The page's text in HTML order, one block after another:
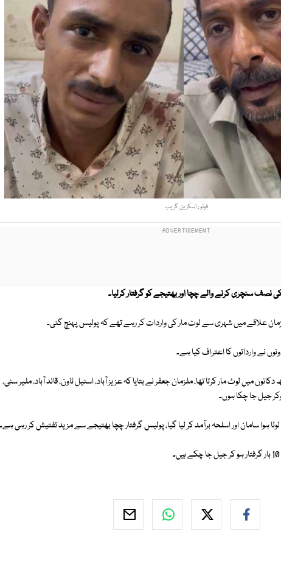
فوٹو : اسکرین گریب
نصف سنچری کرنے والے چچا اور بھتیجے کو گرفتار کرلیا۔
علاقے میں شہری سے لوٹ مار کی واردات کر رہے تھے کہ پولیس پہنچ گئی۔
نے وارداتوں کا اعتراف کیا ہے۔
میں لوٹ مار کرتا تھا، ملزمان جعفر نے بتایا کہ عزیز آباد، اسٹیل ٹاون، قائد آباد، ملیر سٹی،
جیل جا چکا ہوں۔
ہوا سامان اور اسلحہ برآمد کر لیا گیا، پولیس گرفتار چچا بھتیجے سے مزید تفتیش کر رہی ہے۔